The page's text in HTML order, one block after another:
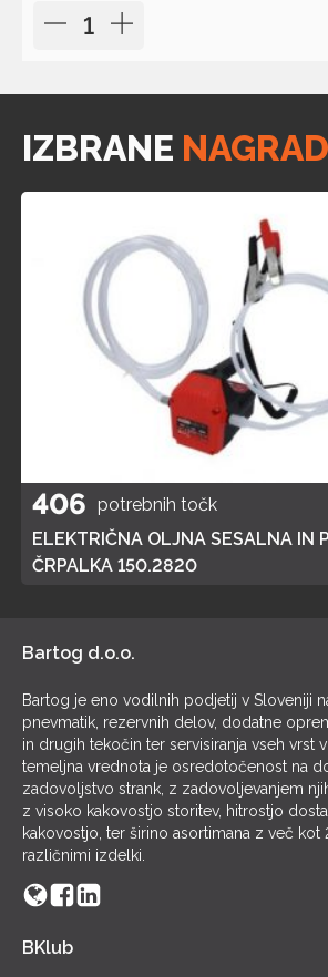
IZBRANE
406 potrebnih točk
ELEKTRIČNA OLJNA SESALNA IN
ČRPALKA 150.2820
Bartog d.o.o.
Bartog je eno vodilnih podjetij v Sloveniji
pnevmatik, rezervnih delov, dodatne
in drugih tekočin ter servisiranja vseh vrst
temeljna vrednota je osredotočenost na
zadovoljstvo strank, z zadovoljevanjem
z visoko kakovostjo storitev, hitrostjo
kakovostjo, ter širino asortimana z več
različnimi izdelki.
BKlub